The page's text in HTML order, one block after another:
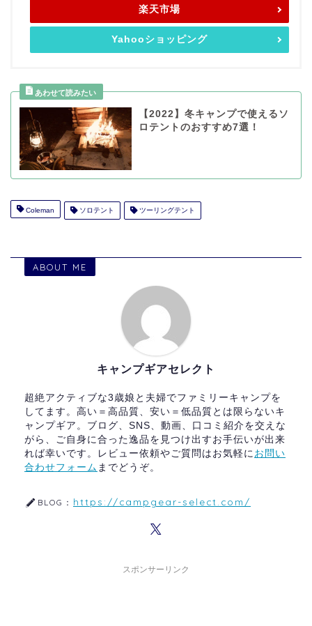
楽天市場
Yahooショッピング
【2022】冬キャンプで使えるソ
ロテントのおすすめ7選！
Coleman ソロテント ツーリングテント
ABOUT ME
キャンプギアセレクト
超絶アクティブな3歳娘と夫婦でファミリーキャンプを
してます。高い＝高品質、安い＝低品質とは限らないキ
ャンプギア。ブログ、SNS、動画、口コミ紹介を交えな
がら、ご自身に合った逸品を見つけ出すお手伝いが出来
れば幸いです。レビュー依頼やご質問はお気軽に お問い
合わせフォーム までどうぞ。
BLOG： https://campgear-select.com/
スポンサーリンク